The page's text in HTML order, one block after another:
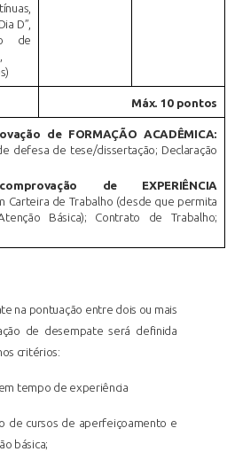
D”,
de
Máx. 10 pontos
de FORMAÇÃO ACADÊMICA:
defesa de tese/dissertação; Declaração
de EXPERIÊNCIA
Carteira de Trabalho (desde que permita
Básica); Contrato de Trabalho;
na pontuação entre dois ou mais
de desempate será definida
critérios:
tempo de experiência
de cursos de aperfeiçoamento e
básica;